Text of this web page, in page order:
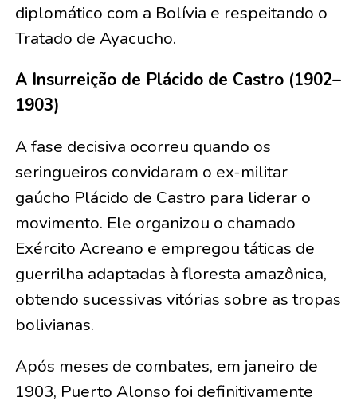
diplomático com a Bolívia e respeitando o
Tratado de Ayacucho.
A Insurreição de Plácido de Castro (1902–
1903)
A fase decisiva ocorreu quando os
seringueiros convidaram o ex-militar
gaúcho Plácido de Castro para liderar o
movimento. Ele organizou o chamado
Exército Acreano e empregou táticas de
guerrilha adaptadas à floresta amazônica,
obtendo sucessivas vitórias sobre as tropas
bolivianas.
Após meses de combates, em janeiro de
1903, Puerto Alonso foi definitivamente